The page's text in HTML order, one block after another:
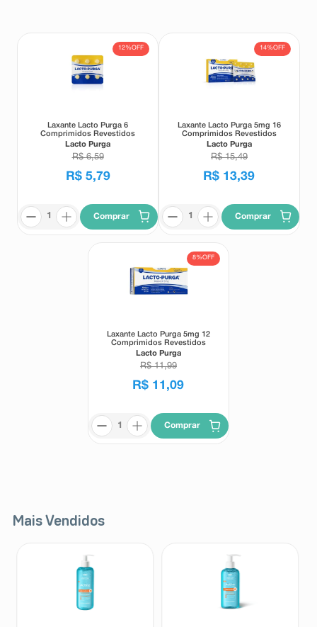
12%OFF
Laxante Lacto Purga 6
Comprimidos Revestidos
Lacto Purga
R$ 6,59
R$ 5,79
Comprar
14%OFF
Laxante Lacto Purga 5mg 16
Comprimidos Revestidos
Lacto Purga
R$ 15,49
R$ 13,39
Comprar
8%OFF
Laxante Lacto Purga 5mg 12
Comprimidos Revestidos
Lacto Purga
R$ 11,99
R$ 11 ,09
Comprar
Mais Vendidos
shampoo